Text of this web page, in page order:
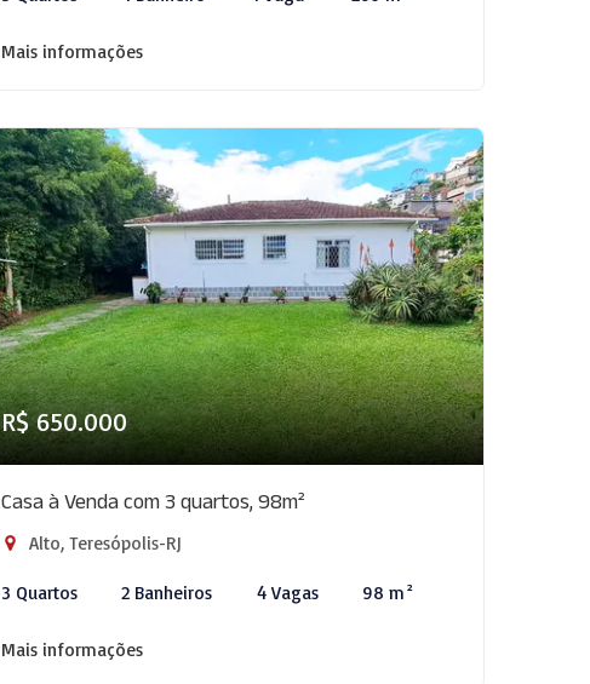
Mais informações
R$ 650.000
Casa à Venda com 3 quartos, 98m²
Alto, Teresópolis-RJ
3 Quartos 2 Banheiros 4 Vagas 98 m²
Mais informações